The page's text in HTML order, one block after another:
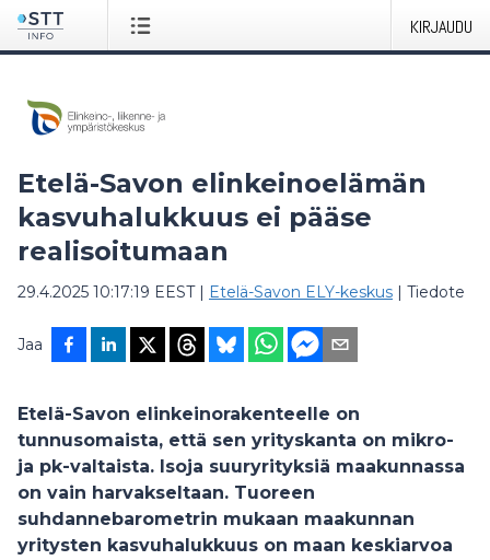
KIRJAUDU
Etelä-Savon elinkeinoelämän
kasvuhalukkuus ei pääse
realisoitumaan
29.4.2025 10:17:19 EEST| Etelä-Savon ELY-keskus | Tiedote
Jaa
Etelä-Savon elinkeinorakenteelle on
tunnusomaista, että sen yrityskanta on mikro-
ja pk-valtaista. Isoja suuryrityksiä maakunnassa
on vain harvakseltaan. Tuoreen
suhdannebarometrin mukaan maakunnan
yritysten kasvuhalukkuus on maan keskiarvoa